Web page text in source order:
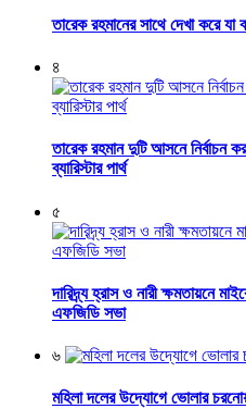
তারেক রহমানের সাথে দেখা করে যা
৪
তারেক রহমান দুটি আসনে নির্বাচন
ব্যারিস্টার পার্থ
৫
দারিদ্র্য হ্রাস ও নারী ক্ষমতায়নে
এফজিডি সভা
৬
মহিলা দলের উদ্যোগে ভোলার